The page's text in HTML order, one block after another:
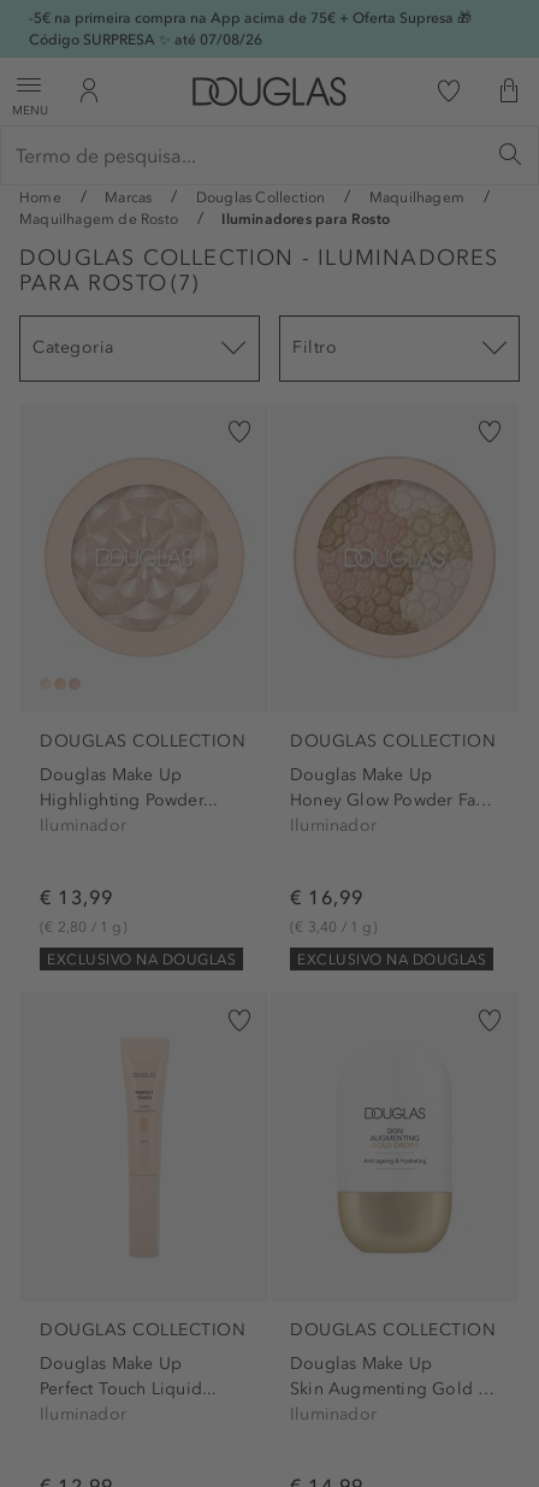
-5€ na primeira compra na App acima de 75€ + Oferta Supresa 🎁
Código SURPRESA ✨ até 07/08/26
MENU
Home Marcas Douglas Collection
Maquilhagem
Maquilhagem de Rosto
Iluminadores para Rosto
DOUGLAS COLLECTION - ILUMINADORES
PARA ROSTO (7)
Categoria Filtro
DOUGLAS COLLECTION
Douglas Make Up
Highlighting Powder...
Iluminador
€ 13,99
(€ 2,80 / 1 g)
EXCLUSIVO NA DOUGLAS
DOUGLAS COLLECTION
Douglas Make Up
Honey Glow Powder Face...
Iluminador
€ 16,99
(€ 3,40 / 1 g)
EXCLUSIVO NA DOUGLAS
DOUGLAS COLLECTION
Douglas Make Up
Perfect Touch Liquid...
Iluminador
DOUGLAS COLLECTION
Douglas Make Up
Skin Augmenting Gold Drops
Iluminador